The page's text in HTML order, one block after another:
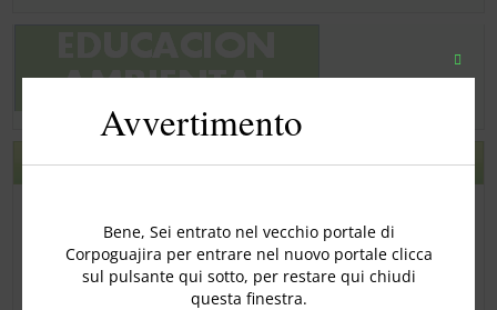
CNSC
Chiudi
Avvertimento
Bene, Sei entrato nel vecchio portale di
Corpoguajira per entrare nel nuovo portale clicca
sul pulsante qui sotto, per restare qui chiudi
questa finestra.